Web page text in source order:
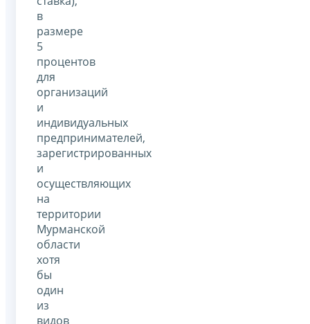
в
размере
5
процентов
для
организаций
и
индивидуальных
предпринимателей,
зарегистрированных
и
осуществляющих
на
территории
Мурманской
области
хотя
бы
один
из
видов